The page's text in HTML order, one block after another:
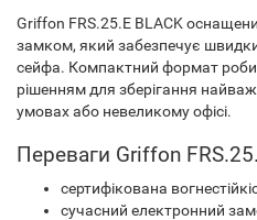
Griffon FRS.25.E BLACK
замком, який забезпечує
сейфа. Компактний формат
рішенням для зберігання
умовах або невеликому офісі.
Переваги Griffon
сертифікована
сучасний електронний